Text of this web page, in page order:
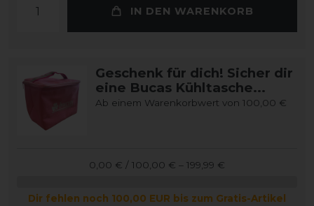
IN DEN WARENKORB
Geschenk für dich! Sicher dir
eine Bucas Kühltasche...
Ab einem Warenkorbwert von 100,00 €
0,00 € / 100,00 € – 199,99 €
Dir fehlen noch 100,00 EUR bis zum Gratis-Artikel